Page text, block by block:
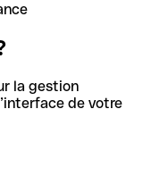
la gestion
de votre